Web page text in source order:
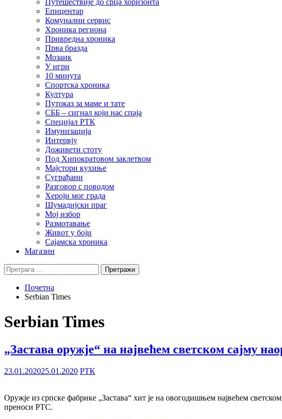
Путешествије до срца хоризонта
Епицентар
Комунални сервис
Хроника региона
Привредна хроника
Прва бразда
Мозаик
У игри
10 минута
Спортска хроника
Култура
Путоказ за маме и тате
СББ – сигнал који нас спаја
Специјал РТК
Имунизација
Интервју
Доживети стоту
Под Хипократовом заклетвом
Мајстори кухиње
Суграђани
Разговор с поводом
Хероји мог града
Шумадијски праг
Мој избор
Размотавање
Живот у боји
Сајамска хроника
Магазин
Претрага
за:
Почетна
Serbian Times
Serbian Times
„Застава оружје“ на највећем светском сајму
23.01.202025.01.2020 РТК
Oружје из српске фабрике „Застава“ хит је на овогодишњем највећем
преноси РТС.